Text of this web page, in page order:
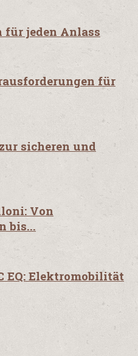
für jeden Anlass
für
sicheren und
Von
bis...
EQ: Elektromobilität